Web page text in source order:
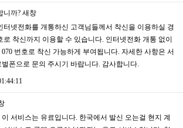
니까? 새창
터넷전화를 개통하신 고객님들께서 착신을 이용하실 경
로 착신까지 이용할 수 있습니다. 인터넷전화 개통 없이
번호로 착신 가능하게 부여됩니다. 자세한 사항은 서
폰으로 문의 주시기 바랍니다. 감사합니다.
서비스는 유료입니다. 한국에서 발신 오는걸 현지 계